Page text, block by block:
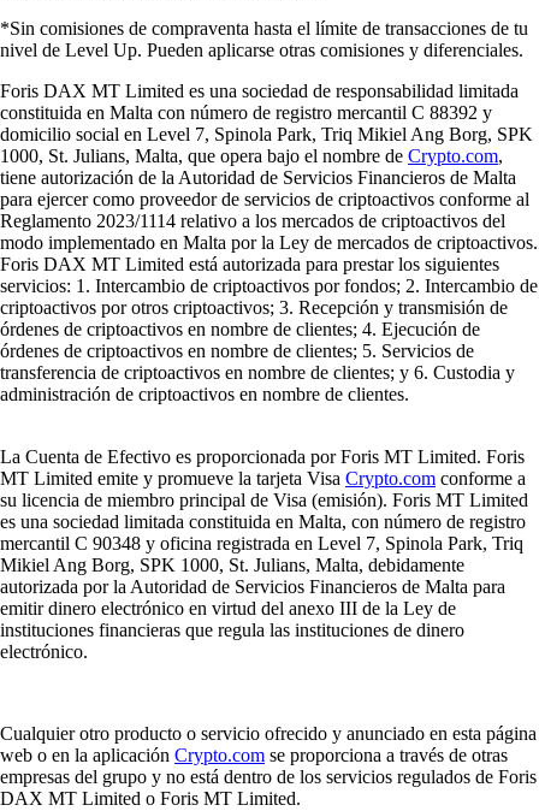
*Sin comisiones de compraventa hasta el límite de transacciones de tu
nivel de Level Up. Pueden aplicarse otras comisiones y diferenciales.
Foris DAX MT Limited es una sociedad de responsabilidad limitada
constituida en Malta con número de registro mercantil C 88392 y
domicilio social en Level 7, Spinola Park, Triq Mikiel Ang Borg, SPK
1000, St. Julians, Malta, que opera bajo el nombre de Crypto.com,
tiene autorización de la Autoridad de Servicios Financieros de Malta
para ejercer como proveedor de servicios de criptoactivos conforme al
Reglamento 2023/1114 relativo a los mercados de criptoactivos del
modo implementado en Malta por la Ley de mercados de criptoactivos.
Foris DAX MT Limited está autorizada para prestar los siguientes
servicios: 1. Intercambio de criptoactivos por fondos; 2. Intercambio de
criptoactivos por otros criptoactivos; 3. Recepción y transmisión de
órdenes de criptoactivos en nombre de clientes; 4. Ejecución de
órdenes de criptoactivos en nombre de clientes; 5. Servicios de
transferencia de criptoactivos en nombre de clientes; y 6. Custodia y
administración de criptoactivos en nombre de clientes.
La Cuenta de Efectivo es proporcionada por Foris MT Limited. Foris
MT Limited emite y promueve la tarjeta Visa Crypto.com conforme a
su licencia de miembro principal de Visa (emisión). Foris MT Limited
es una sociedad limitada constituida en Malta, con número de registro
mercantil C 90348 y oficina registrada en Level 7, Spinola Park, Triq
Mikiel Ang Borg, SPK 1000, St. Julians, Malta, debidamente
autorizada por la Autoridad de Servicios Financieros de Malta para
emitir dinero electrónico en virtud del anexo III de la Ley de
instituciones financieras que regula las instituciones de dinero
electrónico.
Cualquier otro producto o servicio ofrecido y anunciado en esta página
web o en la aplicación Crypto.com se proporciona a través de otras
empresas del grupo y no está dentro de los servicios regulados de Foris
DAX MT Limited o Foris MT Limited.